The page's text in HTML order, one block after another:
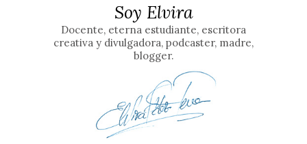
Soy Elvira
Docente, eterna estudiante, escritora
creativa y divulgadora, podcaster, madre,
blogger.